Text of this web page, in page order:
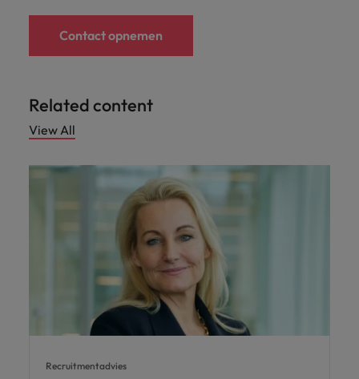
Contact opnemen
Related content
View All
Recruitmentadvies